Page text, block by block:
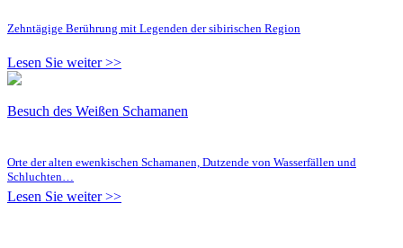
Zehntägige Berührung mit Legenden der sibirischen Region
Lesen Sie weiter >>
Besuch des Weißen Schamanen
Orte der alten ewenkischen Schamanen, Dutzende von Wasserfällen und
Schluchten…
Lesen Sie weiter >>